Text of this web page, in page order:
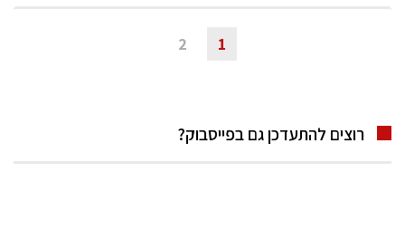
1
2
רוצים להתעדכן גם בפייסבוק?